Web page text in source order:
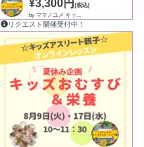
¥3,300円 (税込)
by ママノユメ キッ...
リクエスト開催受付中！
希望日リクエストはこちら